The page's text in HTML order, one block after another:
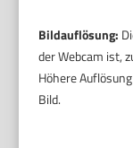
Bildauflösung:
der Webcam ist,
Höhere
Bild.